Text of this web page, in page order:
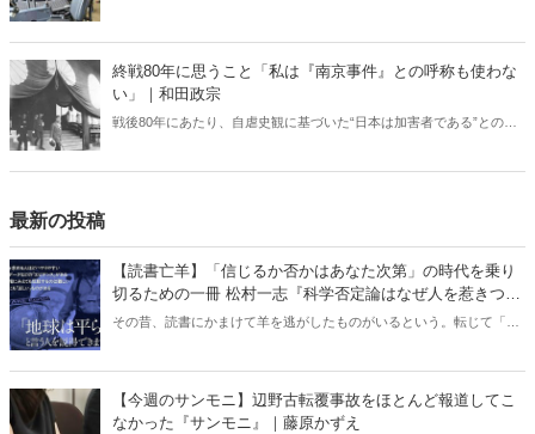
つつある現場を取材した。
終戦80年に思うこと「私は『南京事件』との呼称も使わな
い」｜和田政宗
戦後80年にあたり、自虐史観に基づいた“日本は加害者である”との番
最新の投稿
【読書亡羊】「信じるか否かはあなた次第」の時代を乗り
切るための一冊 松村一志『科学否定論はなぜ人を惹きつけ
るのか』（ちくま新書）｜梶原麻衣子
その昔、読書にかまけて羊を逃がしたものがいるという。転じて「読
ある。元月刊『Hanada』編集部員のライター・梶原がお送りする時事
書評！
【今週のサンモニ】辺野古転覆事故をほとんど報道してこ
なかった『サンモニ』｜藤原かずえ